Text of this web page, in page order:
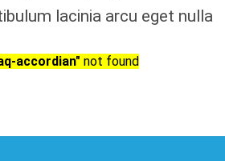
lacinia arcu eget nulla.
accordian" not found